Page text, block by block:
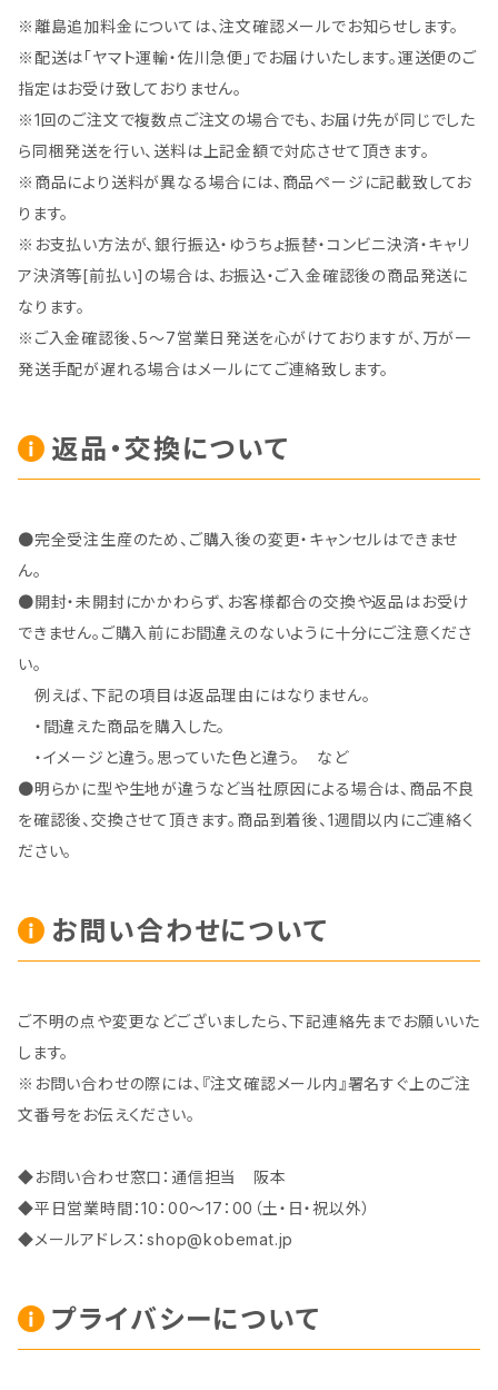
※離島追加料金については、注文確認メールでお知らせします。
※配送は「ヤマト運輸・佐川急便」でお届けいたします。運送便のご
指定はお受け致しておりません。
※1回のご注文で複数点ご注文の場合でも、お届け先が同じでした
ら同梱発送を行い、送料は上記金額で対応させて頂きます。
※商品により送料が異なる場合には、商品ページに記載致してお
ります。
※お支払い方法が、銀行振込・ゆうちょ振替・コンビニ決済・キャリ
ア決済等[前払い]の場合は、お振込・ご入金確認後の商品発送に
なります。
※ご入金確認後、5～7営業日発送を心がけておりますが、万が一
発送手配が遅れる場合はメールにてご連絡致します。
返品・交換について
●完全受注生産のため、ご購入後の変更・キャンセルはできませ
ん。
●開封・未開封にかかわらず、お客様都合の交換や返品はお受け
できません。ご購入前にお間違えのないように十分にご注意くださ
い。
例えば、下記の項目は返品理由にはなりません。
・間違えた商品を購入した。
・イメージと違う。思っていた色と違う。 など
●明らかに型や生地が違うなど当社原因による場合は、商品不良
を確認後、交換させて頂きます。商品到着後、1週間以内にご連絡く
ださい。
お問い合わせについて
ご不明の点や変更などございましたら、下記連絡先までお願いいた
します。
※お問い合わせの際には、『注文確認メール内』署名すぐ上のご注
文番号をお伝えください。
◆お問い合わせ窓口：通信担当 阪本
◆平日営業時間：10：00～17：00（土・日・祝以外）
◆メールアドレス：shop@kobemat.jp
プライバシーについて